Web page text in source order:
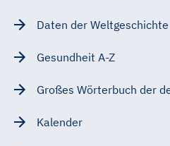
Daten der Weltgeschichte
Gesundheit A-Z
Großes Wörterbuch der
Kalender